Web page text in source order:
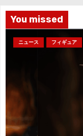
You missed
ニュース フィギュア